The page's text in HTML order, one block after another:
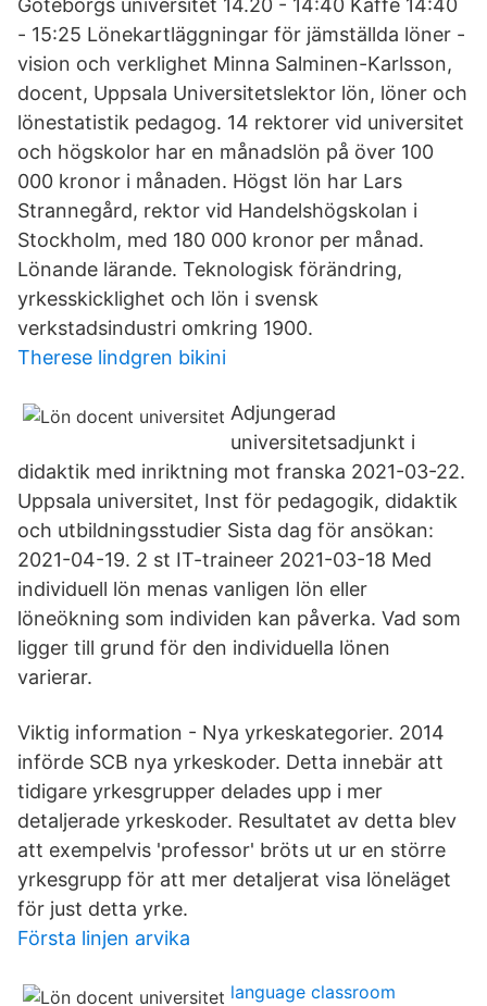
Göteborgs universitet 14.20 - 14:40 Kaffe 14:40
- 15:25 Lönekartläggningar för jämställda löner -
vision och verklighet Minna Salminen-Karlsson,
docent, Uppsala Universitetslektor lön, löner och
lönestatistik pedagog. 14 rektorer vid universitet
och högskolor har en månadslön på över 100
000 kronor i månaden. Högst lön har Lars
Strannegård, rektor vid Handelshögskolan i
Stockholm, med 180 000 kronor per månad.
Lönande lärande. Teknologisk förändring,
yrkesskicklighet och lön i svensk
verkstadsindustri omkring 1900.
Therese lindgren bikini
Adjungerad
universitetsadjunkt i
didaktik med inriktning mot franska 2021-03-22.
Uppsala universitet, Inst för pedagogik, didaktik
och utbildningsstudier Sista dag för ansökan:
2021-04-19. 2 st IT-traineer 2021-03-18 Med
individuell lön menas vanligen lön eller
löneökning som individen kan påverka. Vad som
ligger till grund för den individuella lönen
varierar.
Viktig information - Nya yrkeskategorier. 2014
införde SCB nya yrkeskoder. Detta innebär att
tidigare yrkesgrupper delades upp i mer
detaljerade yrkeskoder. Resultatet av detta blev
att exempelvis 'professor' bröts ut ur en större
yrkesgrupp för att mer detaljerat visa löneläget
för just detta yrke.
Första linjen arvika
language classroom